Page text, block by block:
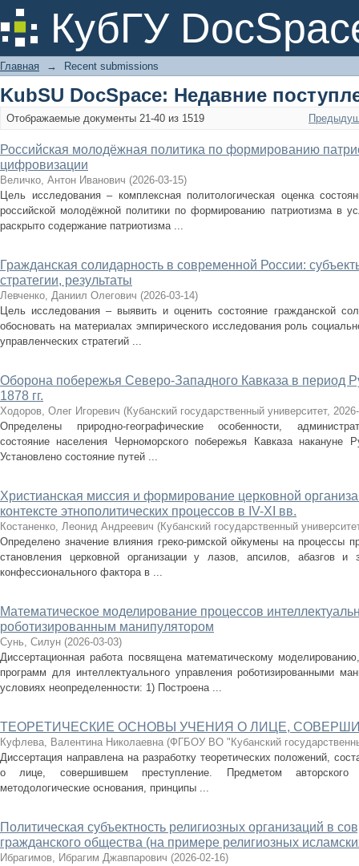
КубГУ
Недавно добавленные
Главная → Recent submissions
KubSU DocSpace: Недавние
Отображаемые документы 21-40 из 1519
Российская молодёжная политика по формированию
цифровизации
Величко, Антон Иванович (2026-03-15)
Цель исследования – комплексная политологическая оценка
российской молодёжной политики по формированию патриотизма в
раскрыто содержание патриотизма ...
Гражданская солидарность в современной России:
стратегии, результаты
Левченко, Даниил Олегович (2026-03-14)
Цель исследования – выявить и оценить состояние гражданской
обосновать на материалах эмпирического исследования роль
управленческих стратегий ...
Оборона побережья Северо-Западного Кавказа в период
1878 гг.
Ходоров, Олег Игоревич (Кубанский государственный университет,
Определены природно-географические особенности,
состояние населения Черноморского побережья Кавказа накануне
Установлено состояние путей ...
Христианская миссия и формирование церковной
контексте этнополитических процессов в IV-XI вв.
Костаненко, Леонид Андреевич (Кубанский государственный
Определено значение влияния греко-римской ойкумены на процессы
становления церковной организации у лазов, апсилов, абазгов
конфессионального фактора в ...
Математическое моделирование процессов
роботизированным манипулятором
Сунь, Силун (2026-03-03)
Диссертационная работа посвящена математическому
программ для интеллектуального управления роботизированными
условиях неопределенности: 1) Построена ...
ТЕОРЕТИЧЕСКИЕ ОСНОВЫ УЧЕНИЯ О ЛИЦЕ,
Куфлева, Валентина Николаевна (ФГБОУ ВО "Кубанский
Диссертация направлена на разработку теоретических положений,
о лице, совершившем преступление. Предметом авторского
методологические основания, принципы ...
Политическая субъектность религиозных организаций в
гражданского общества (на примере религиозных
Ибрагимов, Ибрагим Джавпарович (2026-02-16)